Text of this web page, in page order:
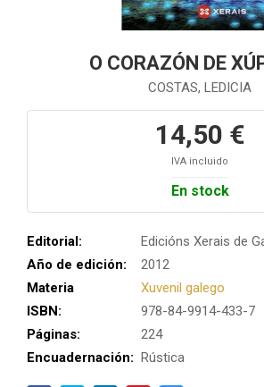
O CORAZÓN DE
COSTAS, LEDICIA
14,50 €
IVA incluido
En stock
Editorial:
Edicións Xerais de
Año de edición:
2012
Materia
Xuvenil galego
ISBN:
978-84-9914-433-7
Páginas:
224
Encuadernación: Rústica